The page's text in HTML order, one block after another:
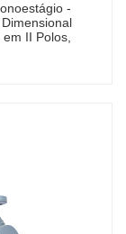
-
II Polos,